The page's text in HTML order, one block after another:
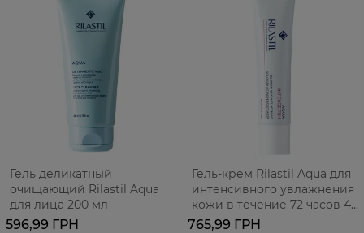
Гель деликатный
очищающий Rilastil Aqua
для лица 200 мл
596,99 ГРН
Гель-крем Rilastil Aqua для
интенсивного увлажнения
кожи в течение 72 часов 40
мл
765,99 ГРН